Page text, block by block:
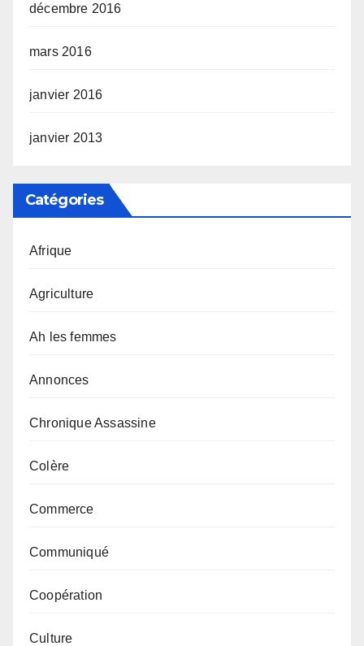
décembre 2016
mars 2016
janvier 2016
janvier 2013
Catégories
Afrique
Agriculture
Ah les femmes
Annonces
Chronique Assassine
Colère
Commerce
Communiqué
Coopération
Culture